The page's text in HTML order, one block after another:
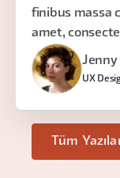
finibus massa
amet,
Jenny
UX
Tüm